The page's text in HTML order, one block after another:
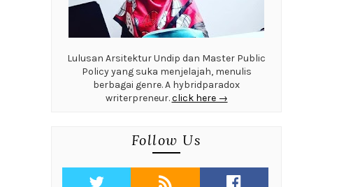
Lulusan Arsitektur Undip dan Master Public
Policy yang suka menjelajah, menulis
berbagai genre. A hybridparadox
writerpreneur.click here →
Follow Us